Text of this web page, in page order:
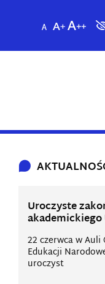
Uroczyste
akademickiego
22 czerwca w
Edukacji
uroczyst